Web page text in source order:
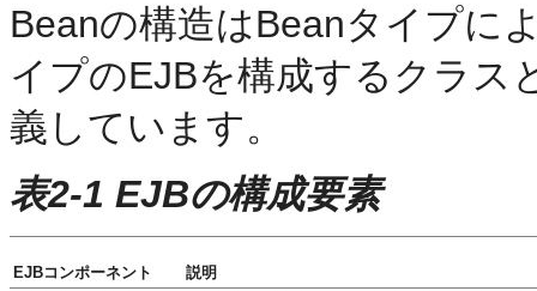
Beanの構造はBeanタイプに
イプのEJBを構成するクラス
義しています。
表2-1 EJBの構成要素
EJBコンポーネント
説明